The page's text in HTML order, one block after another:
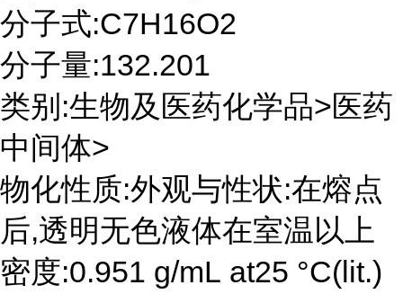
分子式:C7H16O2
分子量:132.201
类别:生物及医药化学品>医药
中间体>
物化性质:外观与性状:在熔点
后,透明无色液体在室温以上
密度:0.951 g/mL at25 °C(lit.)